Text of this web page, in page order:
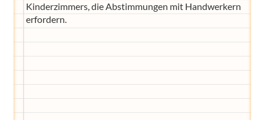
Kinderzimmers, die Abstimmungen mit Handwerkern
erfordern.